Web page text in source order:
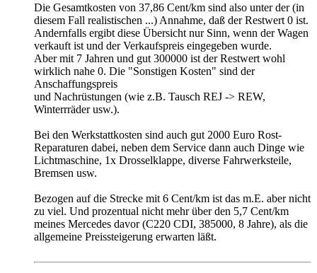
Die Gesamtkosten von 37,86 Cent/km sind also unter der (in
diesem Fall realistischen ...) Annahme, daß der Restwert 0 ist.
Andernfalls ergibt diese Übersicht nur Sinn, wenn der Wagen
verkauft ist und der Verkaufspreis eingegeben wurde.
Aber mit 7 Jahren und gut 300000 ist der Restwert wohl
wirklich nahe 0. Die "Sonstigen Kosten" sind der
Anschaffungspreis
und Nachrüstungen (wie z.B. Tausch REJ -> REW,
Winterrräder usw.).
Bei den Werkstattkosten sind auch gut 2000 Euro Rost-
Reparaturen dabei, neben dem Service dann auch Dinge wie
Lichtmaschine, 1x Drosselklappe, diverse Fahrwerksteile,
Bremsen usw.
Bezogen auf die Strecke mit 6 Cent/km ist das m.E. aber nicht
zu viel. Und prozentual nicht mehr über den 5,7 Cent/km
meines Mercedes davor (C220 CDI, 385000, 8 Jahre), als die
allgemeine Preissteigerung erwarten läßt.